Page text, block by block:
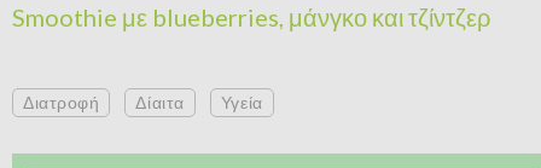
Smoothie με blueberries, μάνγκο και τζίντζερ
Διατροφή Δίαιτα Υγεία